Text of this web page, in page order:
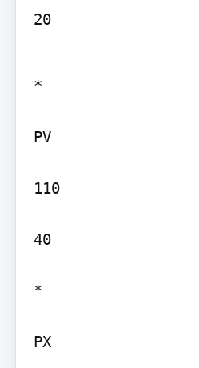
20
*
PV
110
40
*
PX